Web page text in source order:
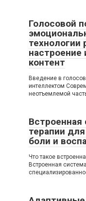
Голосовой
технологии
настроение
контент
Введение в
интеллектом
неотъемлемой
Встроенная
терапии
боли и
Что такое
Встроенная